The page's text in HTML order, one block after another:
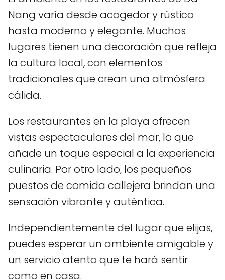
Nang varía desde acogedor y rústico
hasta moderno y elegante. Muchos
lugares tienen una decoración que refleja
la cultura local, con elementos
tradicionales que crean una atmósfera
cálida.
Los restaurantes en la playa ofrecen
vistas espectaculares del mar, lo que
añade un toque especial a la experiencia
culinaria. Por otro lado, los pequeños
puestos de comida callejera brindan una
sensación vibrante y auténtica.
Independientemente del lugar que elijas,
puedes esperar un ambiente amigable y
un servicio atento que te hará sentir
como en casa.